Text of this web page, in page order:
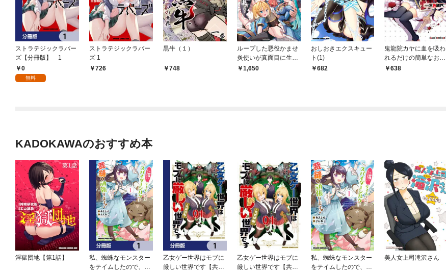
ストラテジックラバー
ズ【分冊版】 1
0
無料
ストラテジックラバー
ズ 1
726
黒牛（１）
748
ループした悪役かませ
炎使いが真面目に生き
たら女勇者パーティー
1,650
おしおきエクスキュー
ト(1)
682
鬼龍院カヤに血を吸わ
れるだけの簡単なおし
ごと 1巻
638
KADOKAWAのおすすめ本
淫獄団地【第1話】
私、蜘蛛なモンスター
をテイムしたので、ス
乙女ゲー世界はモブに
厳しい世界です【共和
乙女ゲー世界はモブに
厳しい世界です【共和
私、蜘蛛なモンスター
をテイムしたので、ス
美人女上司滝沢さん